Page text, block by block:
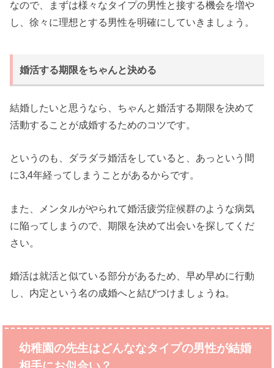
なので、まずは様々なタイプの男性と接する機会を増や
し、徐々に理想とする男性を明確にしていきましょう。
婚活する期限をちゃんと決める
結婚したいと思うなら、ちゃんと婚活する期限を決めて
活動することが成婚するためのコツです。
というのも、ダラダラ婚活をしていると、あっという間
に3,4年経ってしまうことがあるからです。
また、メンタルがやられて婚活疲労症候群のような病気
に陥ってしまうので、期限を決めて出会いを探してくだ
さい。
婚活は就活と似ている部分があるため、早め早めに行動
し、内定という名の成婚へと結びつけましょうね。
幼稚園の先生はどんななタイプの男性が結婚